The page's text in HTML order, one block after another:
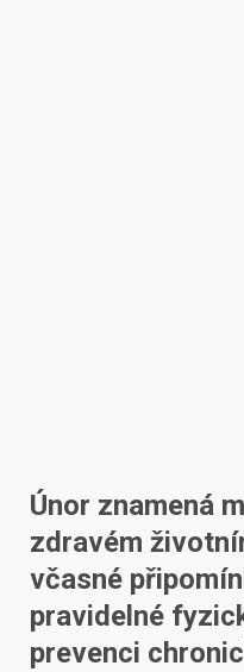
Únor znamená
zdravém
včasné
pravidelné
prevenci